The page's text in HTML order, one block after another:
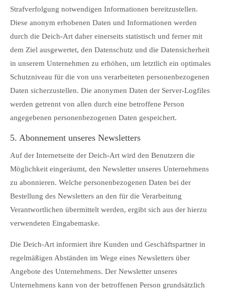
Strafverfolgung notwendigen Informationen bereitzustellen.
Diese anonym erhobenen Daten und Informationen werden
durch die Deich-Art daher einerseits statistisch und ferner mit
dem Ziel ausgewertet, den Datenschutz und die Datensicherheit
in unserem Unternehmen zu erhöhen, um letztlich ein optimales
Schutzniveau für die von uns verarbeiteten personenbezogenen
Daten sicherzustellen. Die anonymen Daten der Server-Logfiles
werden getrennt von allen durch eine betroffene Person
angegebenen personenbezogenen Daten gespeichert.
5. Abonnement unseres Newsletters
Auf der Internetseite der Deich-Art wird den Benutzern die
Möglichkeit eingeräumt, den Newsletter unseres Unternehmens
zu abonnieren. Welche personenbezogenen Daten bei der
Bestellung des Newsletters an den für die Verarbeitung
Verantwortlichen übermittelt werden, ergibt sich aus der hierzu
verwendeten Eingabemaske.
Die Deich-Art informiert ihre Kunden und Geschäftspartner in
regelmäßigen Abständen im Wege eines Newsletters über
Angebote des Unternehmens. Der Newsletter unseres
Unternehmens kann von der betroffenen Person grundsätzlich